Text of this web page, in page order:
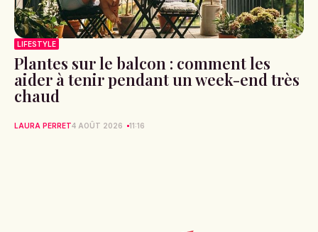
LIFESTYLE
Plantes sur le balcon : comment les
aider à tenir pendant un week-end très
chaud
LAURA PERRET4 AOÛT 2026 11:16